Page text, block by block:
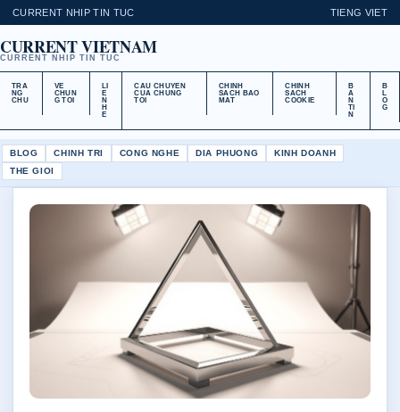
CURRENT NHIP TIN TUC TIENG VIET
CURRENT VIETNAM
CURRENT NHIP TIN TUC
TRA
NG
CHU
VE
CHUN
G TOI
LI
E
N
H
E
CAU CHUYEN
CUA CHUNG
TOI
CHINH
SACH BAO
MAT
CHINH
SACH
COOKIE
B
A
N
TI
N
B
L
O
G
BLOG CHINH TRI CONG NGHE DIA PHUONG
KINH DOANH
THE GIOI